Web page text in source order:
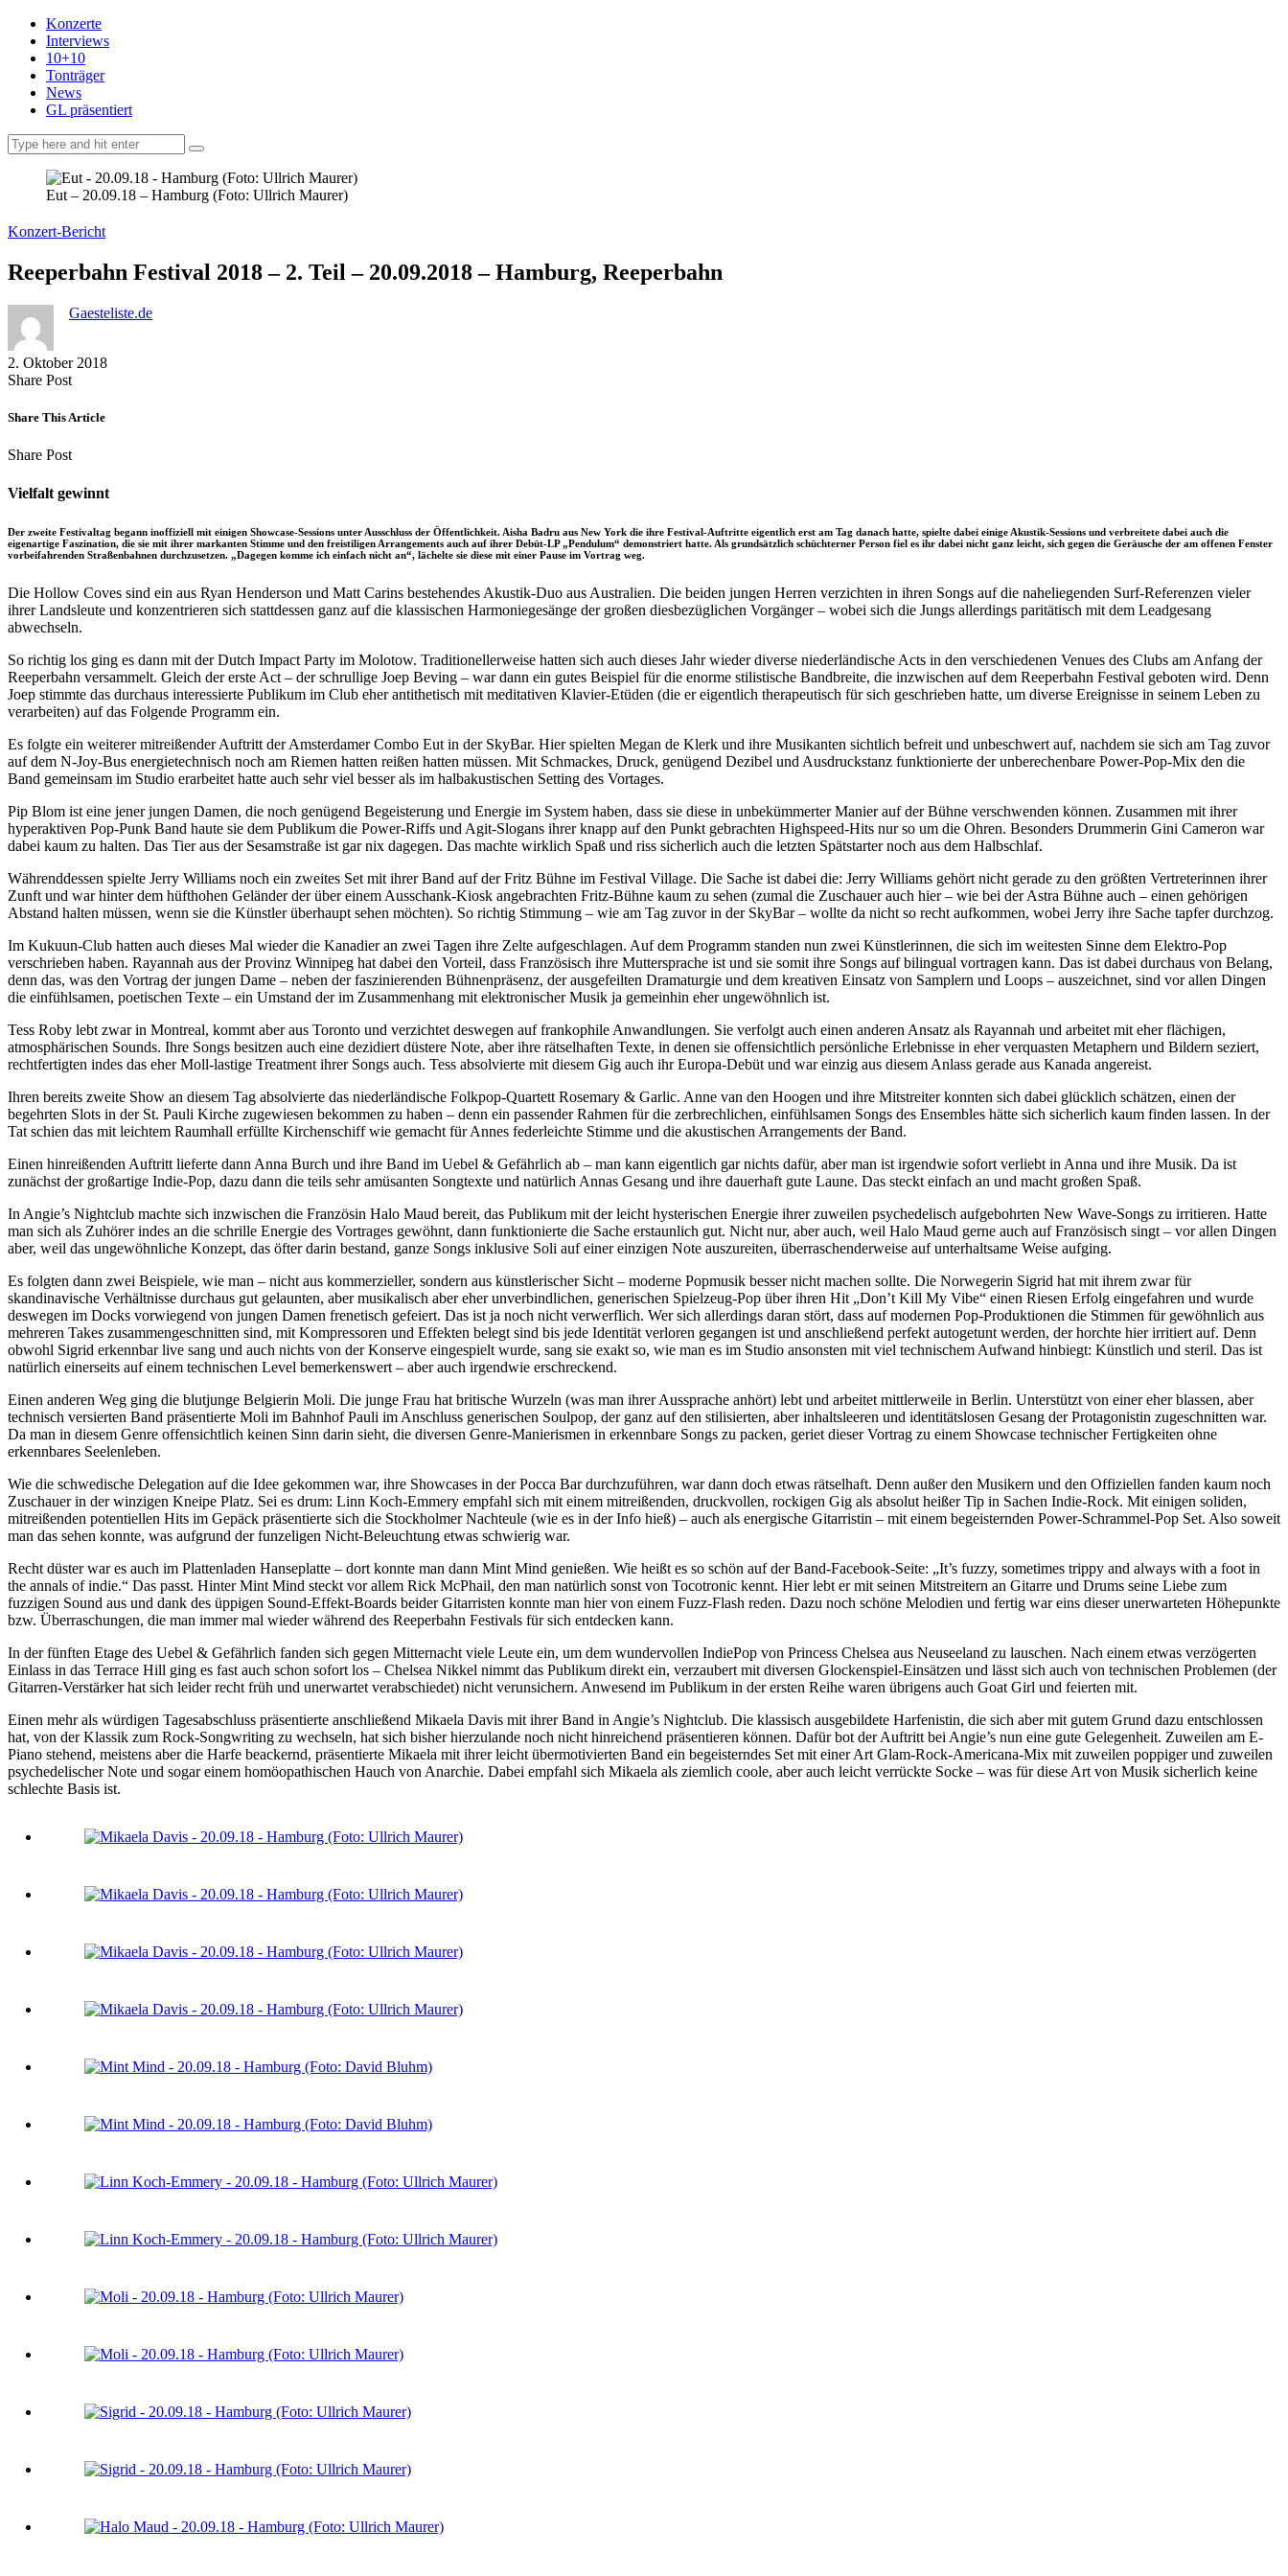
Konzerte
Interviews
10+10
Tonträger
News
GL präsentiert
Eut – 20.09.18 – Hamburg (Foto: Ullrich Maurer)
Konzert-Bericht
Reeperbahn Festival 2018 – 2. Teil – 20.09.2018 – Hamburg, Reeperbahn
Gaesteliste.de
2. Oktober 2018
Share PostShare
Facebook
Copy
to
Send
via
Share This Article
Share PostShare
Facebook
Copy
to
Send
via
Vielfalt gewinnt
Der zweite Festivaltag begann inoffiziell mit einigen Showcase-Sessions unter Ausschluss der Öffentlichkeit. Aisha Badru aus New York die ihre Festival-Auftritte eigentlich erst am Tag danach hatte, spielte dabei einige Akustik-Sessions und verbreitete dabei auch die
eigenartige Faszination, die sie mit ihrer markanten Stimme und den freistiligen Arrangements auch auf ihrer Debüt-LP „Pendulum“ demonstriert hatte. Als grundsätzlich schüchterner Person fiel es ihr dabei nicht ganz leicht, sich gegen die Geräusche der am offenen Fenster
vorbeifahrenden Straßenbahnen durchzusetzen. „Dagegen komme ich einfach nicht an“, lächelte sie diese mit einer Pause im Vortrag weg.
Die Hollow Coves sind ein aus Ryan Henderson und Matt Carins bestehendes Akustik-Duo aus Australien. Die beiden jungen Herren verzichten in ihren Songs auf die naheliegenden Surf-Referenzen vieler
ihrer Landsleute und konzentrieren sich stattdessen ganz auf die klassischen Harmoniegesänge der großen diesbezüglichen Vorgänger – wobei sich die Jungs allerdings paritätisch mit dem Leadgesang
abwechseln.
So richtig los ging es dann mit der Dutch Impact Party im Molotow. Traditionellerweise hatten sich auch dieses Jahr wieder diverse niederländische Acts in den verschiedenen Venues des Clubs am Anfang der
Reeperbahn versammelt. Gleich der erste Act – der schrullige Joep Beving – war dann ein gutes Beispiel für die enorme stilistische Bandbreite, die inzwischen auf dem Reeperbahn Festival geboten wird. Denn
Joep stimmte das durchaus interessierte Publikum im Club eher antithetisch mit meditativen Klavier-Etüden (die er eigentlich therapeutisch für sich geschrieben hatte, um diverse Ereignisse in seinem Leben zu
verarbeiten) auf das Folgende Programm ein.
Es folgte ein weiterer mitreißender Auftritt der Amsterdamer Combo Eut in der SkyBar. Hier spielten Megan de Klerk und ihre Musikanten sichtlich befreit und unbeschwert auf, nachdem sie sich am Tag zuvor
auf dem N-Joy-Bus energietechnisch noch am Riemen hatten reißen hatten müssen. Mit Schmackes, Druck, genügend Dezibel und Ausdruckstanz funktionierte der unberechenbare Power-Pop-Mix den die
Band gemeinsam im Studio erarbeitet hatte auch sehr viel besser als im halbakustischen Setting des Vortages.
Pip Blom ist eine jener jungen Damen, die noch genügend Begeisterung und Energie im System haben, dass sie diese in unbekümmerter Manier auf der Bühne verschwenden können. Zusammen mit ihrer
hyperaktiven Pop-Punk Band haute sie dem Publikum die Power-Riffs und Agit-Slogans ihrer knapp auf den Punkt gebrachten Highspeed-Hits nur so um die Ohren. Besonders Drummerin Gini Cameron war
dabei kaum zu halten. Das Tier aus der Sesamstraße ist gar nix dagegen. Das machte wirklich Spaß und riss sicherlich auch die letzten Spätstarter noch aus dem Halbschlaf.
Währenddessen spielte Jerry Williams noch ein zweites Set mit ihrer Band auf der Fritz Bühne im Festival Village. Die Sache ist dabei die: Jerry Williams gehört nicht gerade zu den größten Vertreterinnen ihrer
Zunft und war hinter dem hüfthohen Geländer der über einem Ausschank-Kiosk angebrachten Fritz-Bühne kaum zu sehen (zumal die Zuschauer auch hier – wie bei der Astra Bühne auch – einen gehörigen
Abstand halten müssen, wenn sie die Künstler überhaupt sehen möchten). So richtig Stimmung – wie am Tag zuvor in der SkyBar – wollte da nicht so recht aufkommen, wobei Jerry ihre Sache tapfer durchzog.
Im Kukuun-Club hatten auch dieses Mal wieder die Kanadier an zwei Tagen ihre Zelte aufgeschlagen. Auf dem Programm standen nun zwei Künstlerinnen, die sich im weitesten Sinne dem Elektro-Pop
verschrieben haben. Rayannah aus der Provinz Winnipeg hat dabei den Vorteil, dass Französisch ihre Muttersprache ist und sie somit ihre Songs auf bilingual vortragen kann. Das ist dabei durchaus von Belang,
denn das, was den Vortrag der jungen Dame – neben der faszinierenden Bühnenpräsenz, der ausgefeilten Dramaturgie und dem kreativen Einsatz von Samplern und Loops – auszeichnet, sind vor allen Dingen
die einfühlsamen, poetischen Texte – ein Umstand der im Zusammenhang mit elektronischer Musik ja gemeinhin eher ungewöhnlich ist.
Tess Roby lebt zwar in Montreal, kommt aber aus Toronto und verzichtet deswegen auf frankophile Anwandlungen. Sie verfolgt auch einen anderen Ansatz als Rayannah und arbeitet mit eher flächigen,
atmosphärischen Sounds. Ihre Songs besitzen auch eine dezidiert düstere Note, aber ihre rätselhaften Texte, in denen sie offensichtlich persönliche Erlebnisse in eher verquasten Metaphern und Bildern seziert,
rechtfertigten indes das eher Moll-lastige Treatment ihrer Songs auch. Tess absolvierte mit diesem Gig auch ihr Europa-Debüt und war einzig aus diesem Anlass gerade aus Kanada angereist.
Ihren bereits zweite Show an diesem Tag absolvierte das niederländische Folkpop-Quartett Rosemary & Garlic. Anne van den Hoogen und ihre Mitstreiter konnten sich dabei glücklich schätzen, einen der
begehrten Slots in der St. Pauli Kirche zugewiesen bekommen zu haben – denn ein passender Rahmen für die zerbrechlichen, einfühlsamen Songs des Ensembles hätte sich sicherlich kaum finden lassen. In der
Tat schien das mit leichtem Raumhall erfüllte Kirchenschiff wie gemacht für Annes federleichte Stimme und die akustischen Arrangements der Band.
Einen hinreißenden Auftritt lieferte dann Anna Burch und ihre Band im Uebel & Gefährlich ab – man kann eigentlich gar nichts dafür, aber man ist irgendwie sofort verliebt in Anna und ihre Musik. Da ist
zunächst der großartige Indie-Pop, dazu dann die teils sehr amüsanten Songtexte und natürlich Annas Gesang und ihre dauerhaft gute Laune. Das steckt einfach an und macht großen Spaß.
In Angie’s Nightclub machte sich inzwischen die Französin Halo Maud bereit, das Publikum mit der leicht hysterischen Energie ihrer zuweilen psychedelisch aufgebohrten New Wave-Songs zu irritieren. Hatte
man sich als Zuhörer indes an die schrille Energie des Vortrages gewöhnt, dann funktionierte die Sache erstaunlich gut. Nicht nur, aber auch, weil Halo Maud gerne auch auf Französisch singt – vor allen Dingen
aber, weil das ungewöhnliche Konzept, das öfter darin bestand, ganze Songs inklusive Soli auf einer einzigen Note auszureiten, überraschenderweise auf unterhaltsame Weise aufging.
Es folgten dann zwei Beispiele, wie man – nicht aus kommerzieller, sondern aus künstlerischer Sicht – moderne Popmusik besser nicht machen sollte. Die Norwegerin Sigrid hat mit ihrem zwar für
skandinavische Verhältnisse durchaus gut gelaunten, aber musikalisch aber eher unverbindlichen, generischen Spielzeug-Pop über ihren Hit „Don’t Kill My Vibe“ einen Riesen Erfolg eingefahren und wurde
deswegen im Docks vorwiegend von jungen Damen frenetisch gefeiert. Das ist ja noch nicht verwerflich. Wer sich allerdings daran stört, dass auf modernen Pop-Produktionen die Stimmen für gewöhnlich aus
mehreren Takes zusammengeschnitten sind, mit Kompressoren und Effekten belegt sind bis jede Identität verloren gegangen ist und anschließend perfekt autogetunt werden, der horchte hier irritiert auf. Denn
obwohl Sigrid erkennbar live sang und auch nichts von der Konserve eingespielt wurde, sang sie exakt so, wie man es im Studio ansonsten mit viel technischem Aufwand hinbiegt: Künstlich und steril. Das ist
natürlich einerseits auf einem technischen Level bemerkenswert – aber auch irgendwie erschreckend.
Einen anderen Weg ging die blutjunge Belgierin Moli. Die junge Frau hat britische Wurzeln (was man ihrer Aussprache anhört) lebt und arbeitet mittlerweile in Berlin. Unterstützt von einer eher blassen, aber
technisch versierten Band präsentierte Moli im Bahnhof Pauli im Anschluss generischen Soulpop, der ganz auf den stilisierten, aber inhaltsleeren und identitätslosen Gesang der Protagonistin zugeschnitten war.
Da man in diesem Genre offensichtlich keinen Sinn darin sieht, die diversen Genre-Manierismen in erkennbare Songs zu packen, geriet dieser Vortrag zu einem Showcase technischer Fertigkeiten ohne
erkennbares Seelenleben.
Wie die schwedische Delegation auf die Idee gekommen war, ihre Showcases in der Pocca Bar durchzuführen, war dann doch etwas rätselhaft. Denn außer den Musikern und den Offiziellen fanden kaum noch
Zuschauer in der winzigen Kneipe Platz. Sei es drum: Linn Koch-Emmery empfahl sich mit einem mitreißenden, druckvollen, rockigen Gig als absolut heißer Tip in Sachen Indie-Rock. Mit einigen soliden,
mitreißenden potentiellen Hits im Gepäck präsentierte sich die Stockholmer Nachteule (wie es in der Info hieß) – auch als energische Gitarristin – mit einem begeisternden Power-Schrammel-Pop Set. Also soweit
man das sehen konnte, was aufgrund der funzeligen Nicht-Beleuchtung etwas schwierig war.
Recht düster war es auch im Plattenladen Hanseplatte – dort konnte man dann Mint Mind genießen. Wie heißt es so schön auf der Band-Facebook-Seite: „It’s fuzzy, sometimes trippy and always with a foot in
the annals of indie.“ Das passt. Hinter Mint Mind steckt vor allem Rick McPhail, den man natürlich sonst von Tocotronic kennt. Hier lebt er mit seinen Mitstreitern an Gitarre und Drums seine Liebe zum
fuzzigen Sound aus und dank des üppigen Sound-Effekt-Boards beider Gitarristen konnte man hier von einem Fuzz-Flash reden. Dazu noch schöne Melodien und fertig war eins dieser unerwarteten Höhepunkte
bzw. Überraschungen, die man immer mal wieder während des Reeperbahn Festivals für sich entdecken kann.
In der fünften Etage des Uebel & Gefährlich fanden sich gegen Mitternacht viele Leute ein, um dem wundervollen IndiePop von Princess Chelsea aus Neuseeland zu lauschen. Nach einem etwas verzögerten
Einlass in das Terrace Hill ging es fast auch schon sofort los – Chelsea Nikkel nimmt das Publikum direkt ein, verzaubert mit diversen Glockenspiel-Einsätzen und lässt sich auch von technischen Problemen (der
Gitarren-Verstärker hat sich leider recht früh und unerwartet verabschiedet) nicht verunsichern. Anwesend im Publikum in der ersten Reihe waren übrigens auch Goat Girl und feierten mit.
Einen mehr als würdigen Tagesabschluss präsentierte anschließend Mikaela Davis mit ihrer Band in Angie’s Nightclub. Die klassisch ausgebildete Harfenistin, die sich aber mit gutem Grund dazu entschlossen
hat, von der Klassik zum Rock-Songwriting zu wechseln, hat sich bisher hierzulande noch nicht hinreichend präsentieren können. Dafür bot der Auftritt bei Angie’s nun eine gute Gelegenheit. Zuweilen am E-
Piano stehend, meistens aber die Harfe beackernd, präsentierte Mikaela mit ihrer leicht übermotivierten Band ein begeisterndes Set mit einer Art Glam-Rock-Americana-Mix mit zuweilen poppiger und zuweilen
psychedelischer Note und sogar einem homöopathischen Hauch von Anarchie. Dabei empfahl sich Mikaela als ziemlich coole, aber auch leicht verrückte Socke – was für diese Art von Musik sicherlich keine
schlechte Basis ist.